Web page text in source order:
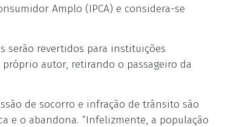
Amplo (IPCA) e considera-se
serão revertidos para instituições
autor, retirando o passageiro da
de socorro e infração de trânsito são
e o abandona. “Infelizmente, a população